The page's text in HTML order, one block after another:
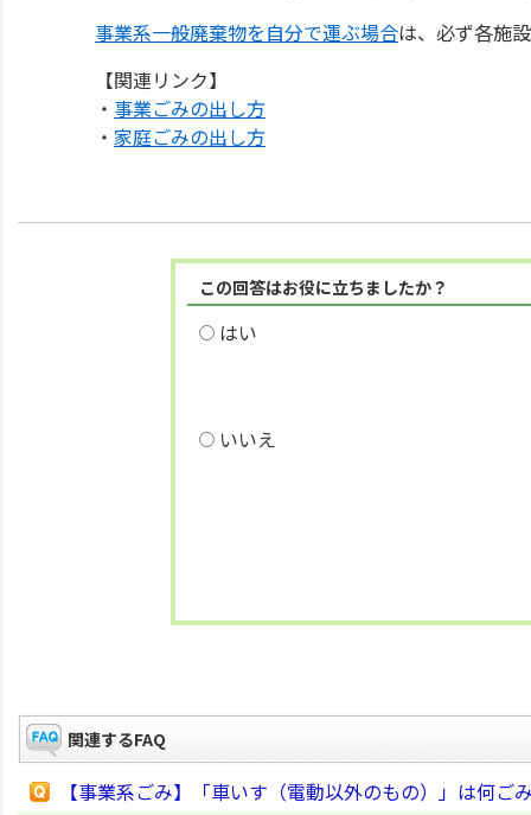
事業系一般廃棄物を自分で運ぶ場合は、必ず各施
【関連リンク】
・ 事業ごみの出し方
・ 家庭ごみの出し方
この回答はお役に立ちましたか？
はい
いいえ
関連するFAQ
【事業系ごみ】「車いす（電動以外のもの）」は何ご